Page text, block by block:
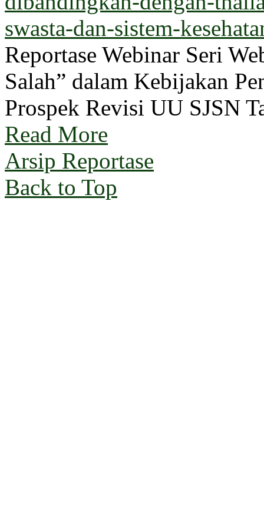
Reportase Webinar Seri
Salah” dalam Kebijakan
Prospek Revisi UU SJSN
Read More
Arsip Reportase
Back to Top